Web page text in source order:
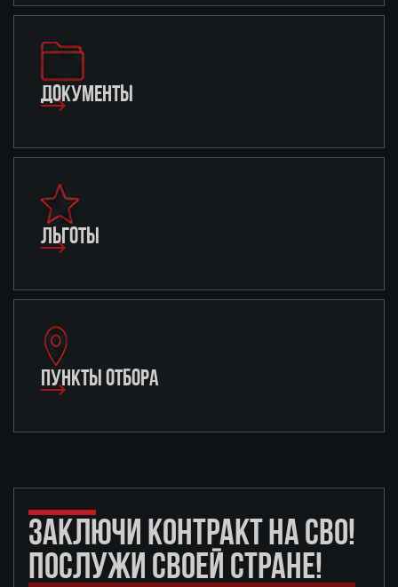
ДОКУМЕНТЫ
ЛЬГОТЫ
ПУНКТЫ ОТБОРА
ЗАКЛЮЧИ КОНТРАКТ НА СВО!
ПОСЛУЖИ СВОЕЙ СТРАНЕ!